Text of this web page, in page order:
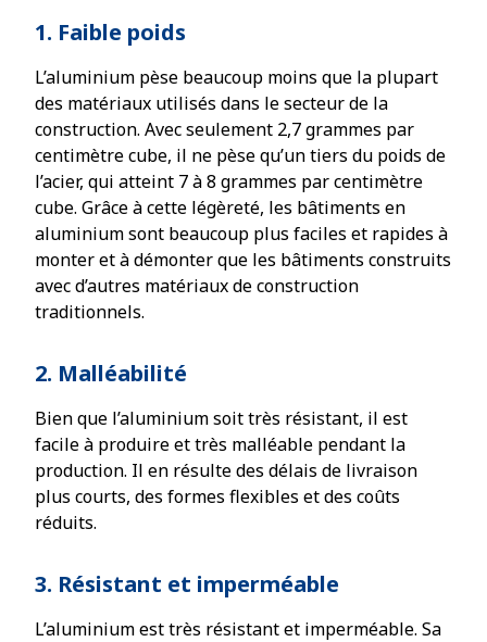
1. Faible poids
L’aluminium pèse beaucoup moins que la plupart
des matériaux utilisés dans le secteur de la
construction. Avec seulement 2,7 grammes par
centimètre cube, il ne pèse qu’un tiers du poids de
l’acier, qui atteint 7 à 8 grammes par centimètre
cube. Grâce à cette légèreté, les bâtiments en
aluminium sont beaucoup plus faciles et rapides à
monter et à démonter que les bâtiments construits
avec d’autres matériaux de construction
traditionnels.
2. Malléabilité
Bien que l’aluminium soit très résistant, il est
facile à produire et très malléable pendant la
production. Il en résulte des délais de livraison
plus courts, des formes flexibles et des coûts
réduits.
3. Résistant et imperméable
L’aluminium est très résistant et imperméable. Sa